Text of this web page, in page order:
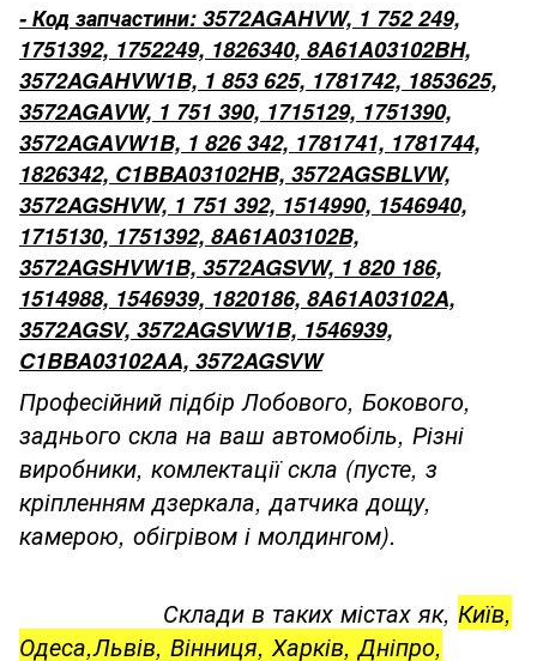
- Код запчастини: 3572AGAHVW, 1 752 249,
1751392, 1752249, 1826340, 8A61A03102BH,
3572AGAHVW1B, 1 853 625, 1781742, 1853625,
3572AGAVW, 1 751 390, 1715129, 1751390,
3572AGAVW1B, 1 826 342, 1781741, 1781744,
1826342, C1BBA03102HB, 3572AGSBLVW,
3572AGSHVW, 1 751 392, 1514990, 1546940,
1715130, 1751392, 8A61A03102B,
3572AGSHVW1B, 3572AGSVW, 1 820 186,
1514988, 1546939, 1820186, 8A61A03102A,
3572AGSV, 3572AGSVW1B, 1546939,
C1BBA03102AA, 3572AGSVW
Професійний підбір Лобового, Бокового,
заднього скла на ваш автомобіль, Різні
виробники, комлектації скла (пусте, з
кріпленням дзеркала, датчика дощу,
камерою, обігрівом і молдингом).
Склади в таких містах як, Київ,
Одеса,Львів, Вінниця, Харків, Дніпро,